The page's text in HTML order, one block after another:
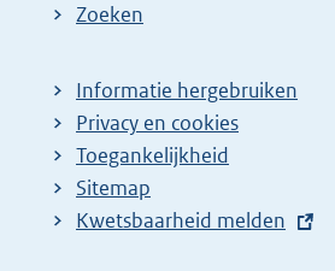
Zoeken
Informatie hergebruiken
Privacy en cookies
Toegankelijkheid
Sitemap
E
Kwetsbaarheid melden